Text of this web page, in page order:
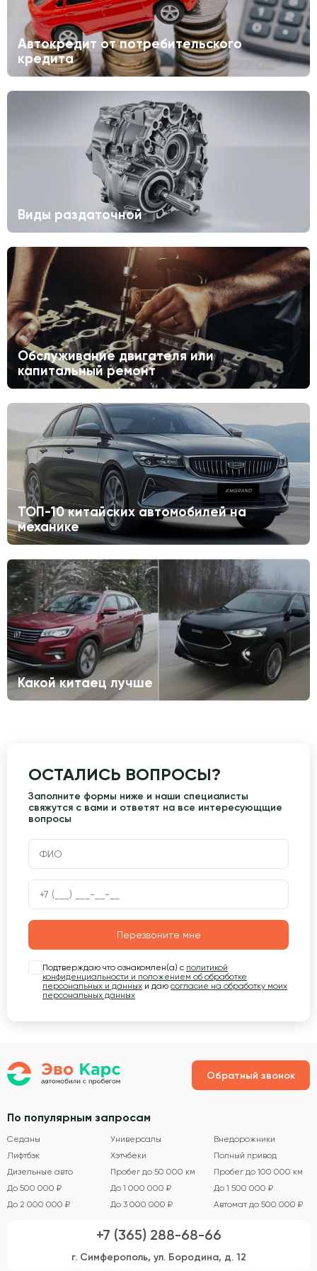
Автокредит от потребительского
кредита
Виды раздаточной
Обслуживание двигателя или
капитальный ремонт
ТОП-10 китайских автомобилей на
механике
Какой китаец лучше
ОСТАЛИСЬ ВОПРОСЫ?
Заполните формы ниже и наши специалисты
свяжутся с вами и ответят на все интересующщие
вопросы
Перезвоните мне
Подтверждаю что ознакомлен(а) с политикой
конфиденциальности и положением об обработке
персональных и данных и даю согласие на обработку моих
персональных данных
Обратный звонок
По популярным запросам
Седаны Универсалы
Внедорожники
Лифтбэк
Хэтчбеки
Полный привод
Дизельные авто
Пробег до 50 000 км
Пробег до 100 000 км
До 500 000 ₽
До 1 000 000 ₽
До 1 500 000 ₽
До 2 000 000 ₽
До 3 000 000 ₽ Автомат до 500 000 ₽
+7 (365) 288-68-66
г. Симферополь, ул. Бородина, д. 12